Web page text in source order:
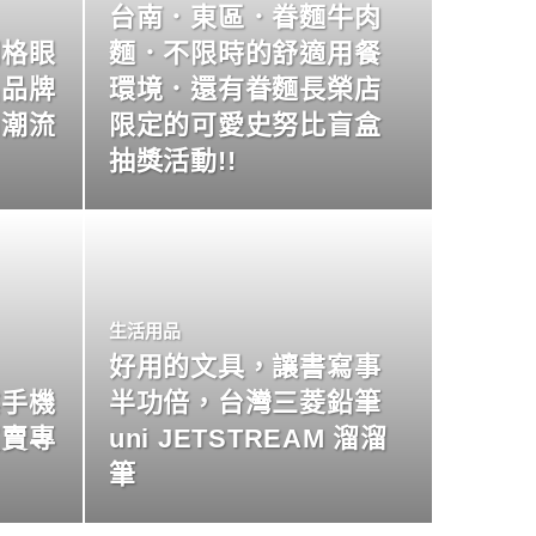
眼
牌
流
台南．東區．眷麵牛肉
麵．不限時的舒適用餐
環境．還有眷麵長榮店
限定的可愛史努比盲盒
抽獎活動!!
機
專
生活用品
好用的文具，讓書寫事
半功倍，台灣三菱鉛筆
uni JETSTREAM 溜溜
筆